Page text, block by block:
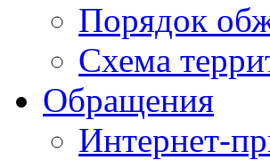
Порядок
Схема
Обращения
Интернет-